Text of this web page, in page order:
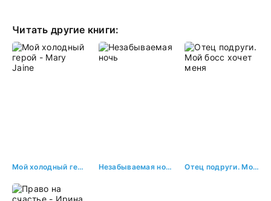
Читать другие книги:
Мой холодный герой - Mary Jaine Незабываемая ночь Отец подруги. Мой босс хочет меня